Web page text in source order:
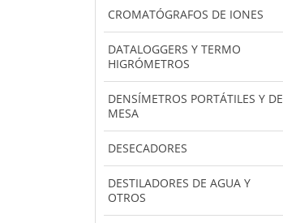
CROMATÓGRAFOS DE IONES
DATALOGGERS Y TERMO
HIGRÓMETROS
DENSÍMETROS PORTÁTILES Y DE
MESA
DESECADORES
DESTILADORES DE AGUA Y
OTROS